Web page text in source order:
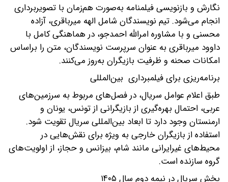
نگارش و بازنویسی فیلمنامه به‌صورت هم‌زمان با تصویربرداری
انجام می‌شود. تیم نویسندگان شامل الهه میرباقری، آزاده
محسنی و با مشاوره امرالله احمدجو، در هماهنگی کامل با
داوود میرباقری به عنوان سرپرست نویسندگان، متن را براساس
امکانات صحنه و ظرفیت بازیگران به‌روز می‌کنند.
برنامه‌ریزی برای فیلمبرداری بین‌المللی
طبق اعلام عوامل سریال، در فصل‌های مربوط به سرزمین‌های
عربی، احتمال بهره‌گیری از بازیگرانی از تونس، یونان و
ارمنستان وجود دارد تا ابعاد بین‌المللی سریال تقویت شود.
استفاده از بازیگران خارجی به ویژه برای نقش‌هایی در
محیط‌های غیرایرانی مانند شام، بیزانس و حجاز، از اولویت‌های
گروه سازنده است.
پخش سریال در نیمه دوم سال ۱۴۰۵